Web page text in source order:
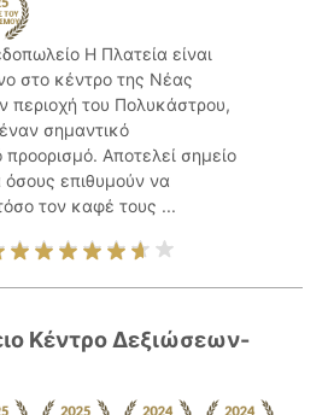
Η Πλατεία είναι
στο κέντρο της Νέας
περιοχή του Πολυκάστρου,
σημαντικό
προορισμό. Αποτελεί σημείο
επιθυμούν να
τον καφέ τους ...
Κέντρο Δεξιώσεων-